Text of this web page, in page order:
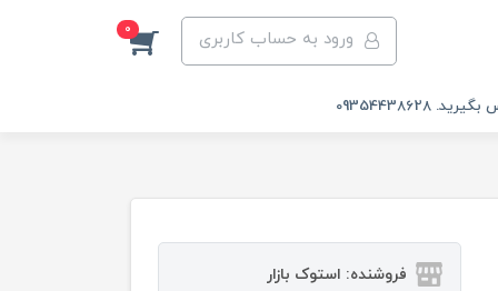
ورود به حساب کاربری 0
فروشنده: استوک بازار